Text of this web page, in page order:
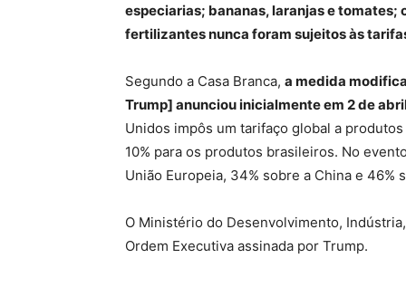
especiarias; bananas, laranjas e
fertilizantes nunca foram sujeitos às
Segundo a Casa Branca, a medida
Trump] anunciou inicialmente em 2 de
Unidos impôs um tarifaço global a
10% para os produtos brasileiros. No
União Europeia, 34% sobre a China e 46%
O Ministério do Desenvolvimento,
Ordem Executiva assinada por Trump.